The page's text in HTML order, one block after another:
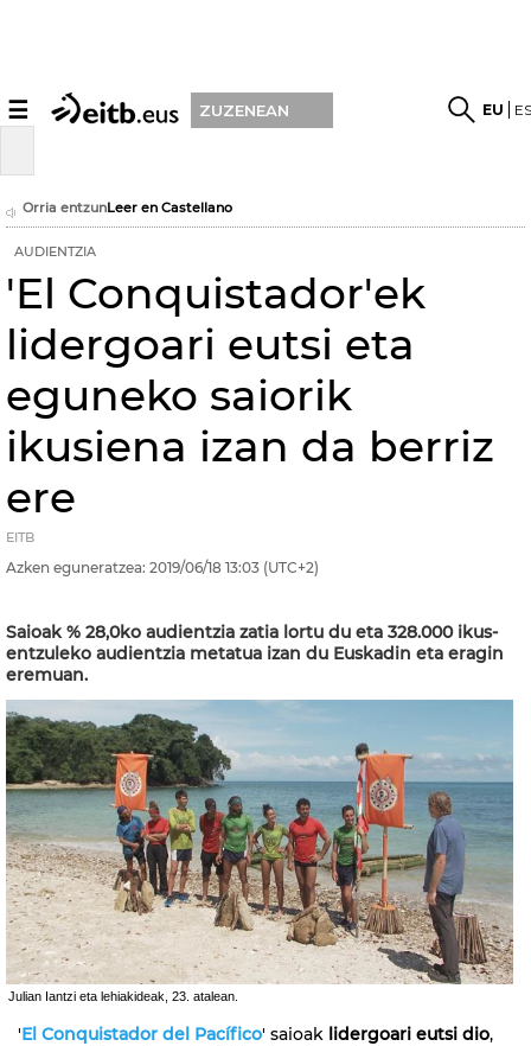
☰ ZUZENEAN EU
Orria entzunLeer en Castellano
AUDIENTZIA
'El Conquistador'ek
lidergoari eutsi eta
eguneko saiorik
ikusiena izan da berriz
ere
EITB
Azken eguneratzea: 2019/06/18 13:03 (UTC+2)
Saioak % 28,0ko audientzia zatia lortu du eta 328.000 ikus-
entzuleko audientzia metatua izan du Euskadin eta eragin
eremuan.
Julian Iantzi eta lehiakideak, 23. atalean.
'El Conquistador del Pacífico' saioak lidergoari eutsi dio,